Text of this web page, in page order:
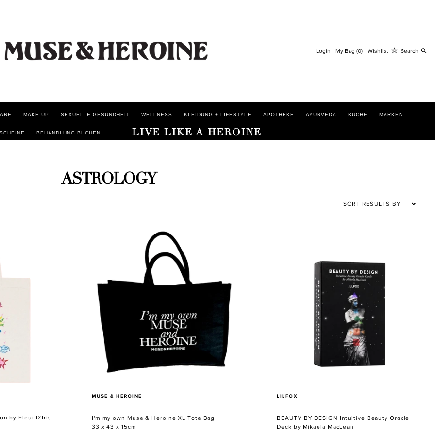
Login My Bag (0) Wishlist Search
MAKE-UP SEXUELLE GESUNDHEIT WELLNESS KLEIDUNG + LIFESTYLE APOTHEKE AYURVEDA KÜCHE MARKEN
BEHANDLUNG BUCHEN LIVE LIKE A HEROINE
ASTROLOGY
SORT RESULTS BY
by Fleur D'Iris
VERKÄUFER
MUSE & HEROINE
I'm my own Muse & Heroine XL Tote Bag
33 x 43 x 15cm
VERKÄUFER
LILFOX
BEAUTY BY DESIGN Intuitive Beauty Oracle
Deck by Mikaela MacLean